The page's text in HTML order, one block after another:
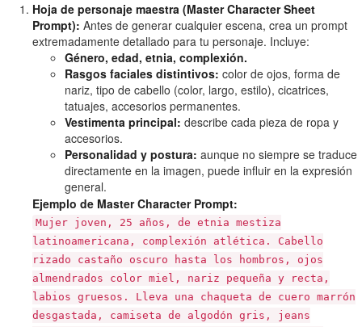
Hoja de personaje maestra (Master Character Sheet
Prompt): Antes de generar cualquier escena, crea un prompt
extremadamente detallado para tu personaje. Incluye:
Género, edad, etnia, complexión.
Rasgos faciales distintivos: color de ojos, forma de
nariz, tipo de cabello (color, largo, estilo), cicatrices,
tatuajes, accesorios permanentes.
Vestimenta principal: describe cada pieza de ropa y
accesorios.
Personalidad y postura: aunque no siempre se traduce
directamente en la imagen, puede influir en la expresión
general.
Ejemplo de Master Character Prompt:
Mujer joven, 25 años, de etnia mestiza
latinoamericana, complexión atlética. Cabello
rizado castaño oscuro hasta los hombros, ojos
almendrados color miel, nariz pequeña y recta,
labios gruesos. Lleva una chaqueta de cuero marrón
desgastada, camiseta de algodón gris, jeans